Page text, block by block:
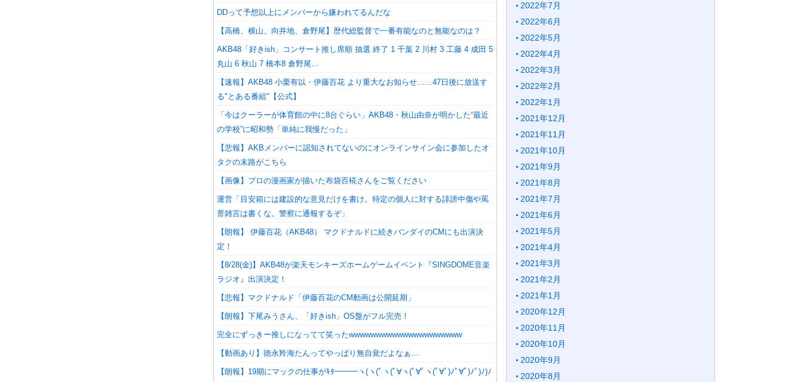
DDって予想以上にメンバーから嫌われてるんだな
【高橋、横山、向井地、倉野尾】歴代総監督で一番有能なのと無能なのは？
AKB48「好きish」コンサート推し席順 抽選 終了 1 千葉 2 川村 3 工藤 4 成田 5
丸山 6 秋山 7 橋本8 倉野尾…
【速報】AKB48 小栗有以・伊藤百花 より重大なお知らせ……47日後に放送す
る"とある番組"【公式】
「今はクーラーが体育館の中に8台ぐらい」AKB48・秋山由奈が明かした“最近
の学校”に昭和勢「単純に我慢だった」
【悲報】AKBメンバーに認知されてないのにオンラインサイン会に参加したオ
タクの末路がこちら
【画像】プロの漫画家が描いた布袋百椛さんをご覧ください
運営「目安箱には建設的な意見だけを書け。特定の個人に対する誹謗中傷や罵
詈雑言は書くな。警察に通報するぞ」
【朗報】 伊藤百花（AKB48） マクドナルドに続きバンダイのCMにも出演決
定！
【8/28(金)】AKB48が楽天モンキーズホームゲームイベント『SINGDOME音楽
ラジオ』出演決定！
【悲報】マクドナルド「伊藤百花のCM動画は公開延期」
【朗報】下尾みうさん、「好きish」OS盤がフル完売！
完全にずっきー推しになってて笑ったwwwwwwwwwwwwwwwwwwwww
【動画あり】徳永羚海たんってやっぱり無自覚だよなぁ…
【朗報】19期にマックの仕事がｷﾀ━━━ヽ(ヽ(ﾟヽ(ﾟ∀ヽ(ﾟ∀ﾟヽ(ﾟ∀ﾟ)ﾉﾟ∀ﾟ)ﾉﾟ)ﾉ)ﾉ
2022年7月
2022年6月
2022年5月
2022年4月
2022年3月
2022年2月
2022年1月
2021年12月
2021年11月
2021年10月
2021年9月
2021年8月
2021年7月
2021年6月
2021年5月
2021年4月
2021年3月
2021年2月
2021年1月
2020年12月
2020年11月
2020年10月
2020年9月
2020年8月